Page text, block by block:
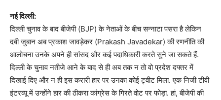
नई दिल्ली:
दिल्ली चुनाव के बाद बीजेपी (BJP) के नेताओं के बीच सन्नाटा पसरा है लेकिन
दबी जुबान अब प्रकाश जावड़ेकर (Prakash Javadekar) की रणनीति की
आलोचना उनके अपने ही सांसद और कई पदाधिकारी करते सुने जा सकते हैं.
दिल्ली के चुनाव नतीजे आने के बाद से ही अब तक न तो वो प्रदेश दफ्तर में
दिखाई दिए और न ही इस करारी हार पर उनका कोई ट्वीट मिला. एक निजी टीवी
इंटरव्यू में उन्होंने हार की ठीकरा कांग्रेस के गिरते वोट पर फोड़ा. हां, बीजेपी की